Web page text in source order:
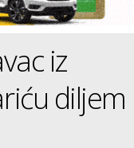
iz
diljem